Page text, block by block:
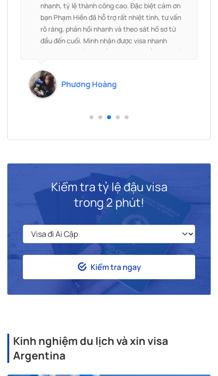
nhanh, tỷ lệ thành công cao. Đặc biệt cảm ơn
bạn Phạm Hiền đã hỗ trợ rất nhiệt tình, tư vấn
rõ ràng, phản hồi nhanh và theo sát hồ sơ từ
đầu đến cuối. Mình nhận được visa nhanh
chóng, mọi thủ tục đều thuận lợi. Rất đáng để
Phương Hoàng
Kiểm tra tỷ lệ đậu visa
trong 2 phút!
Kiểm tra ngay
Kinh nghiệm du lịch và xin visa
Argentina